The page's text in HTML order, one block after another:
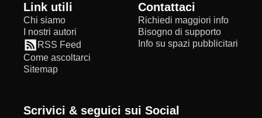
Link utili
Chi siamo
I nostri autori
RSS Feed
Come ascoltarci
Sitemap
Contattaci
Richiedi maggiori info
Bisogno di supporto
Info su spazi pubblicitari
Scrivici & seguici sui Social